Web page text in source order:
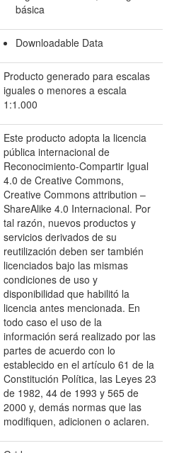
básica
Downloadable Data
Producto generado para escalas
iguales o menores a escala
1:1.000
Este producto adopta la licencia
pública internacional de
Reconocimiento-Compartir Igual
4.0 de Creative Commons,
Creative Commons attribution –
ShareAlike 4.0 Internacional. Por
tal razón, nuevos productos y
servicios derivados de su
reutilización deben ser también
licenciados bajo las mismas
condiciones de uso y
disponibilidad que habilitó la
licencia antes mencionada. En
todo caso el uso de la
información será realizado por las
partes de acuerdo con lo
establecido en el artículo 61 de la
Constitución Política, las Leyes 23
de 1982, 44 de 1993 y 565 de
2000 y, demás normas que las
modifiquen, adicionen o aclaren.